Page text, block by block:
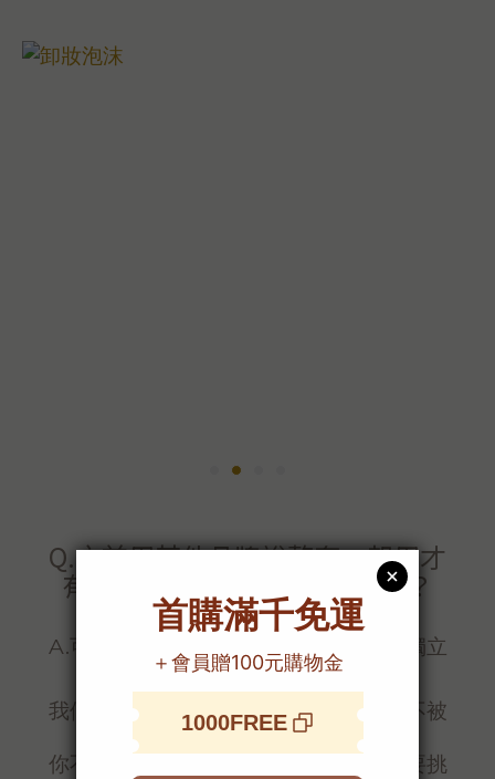
Q.之前用其他品牌說整套一起用才
有效，愛美香可以只用一瓶嗎？
A.可以喔，愛美香的每一瓶產品，都是獨立
有效的✨
我們的理念是：保養應該簡單、自由、不被
綁架。
你不需要為了效果被迫買下一整套，只要挑